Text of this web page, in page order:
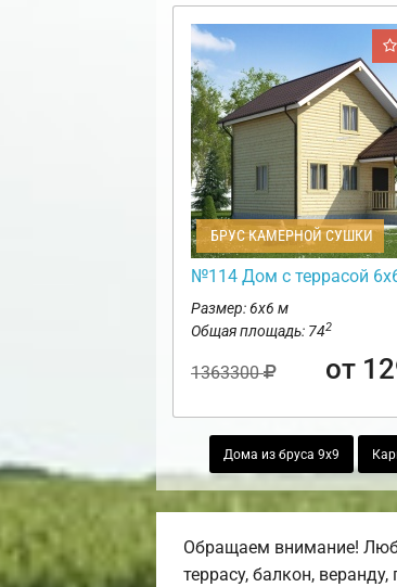
БРУС КАМЕРНОЙ СУШКИ
№114 Дом с террасой
Размер: 6х6 м
Общая площадь: 742
1363300 от
Дома из бруса 9х9
Обращаем внимание!
террасу, балкон,